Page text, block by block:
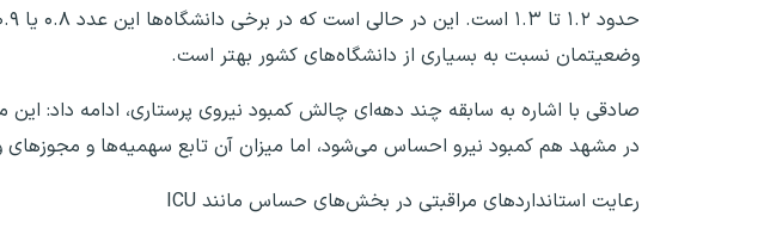
وضعیتمان نسبت به بسیاری از دانشگاه‌های کشور بهتر است.
صادقی با اشاره به سابقه چند دهه‌ای چالش کمبود نیروی پرستاری، ادامه داد:
در مشهد هم کمبود نیرو احساس می‌شود، اما میزان آن تابع سهمیه‌ها و
رعایت استانداردهای مراقبتی در بخش‌های حساس مانند ICU